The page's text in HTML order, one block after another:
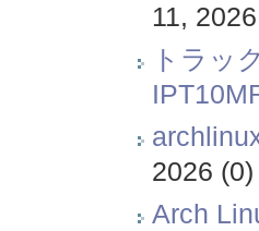
11, 2026
トラッ
2026 (0)
Arch